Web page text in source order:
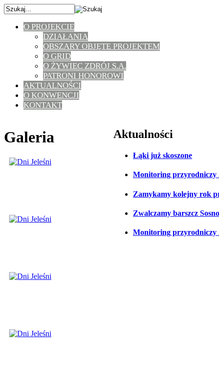
O PROJEKCIE
DZIAŁANIA
OBSZARY OBJĘTE PROJEKTEM
O GRID
O ŻYWIEC ZDRÓJ S.A.
PATRONI HONOROWI
AKTUALNOŚCI
O KONWENCJI
KONTAKT
Galeria Aktualności
Łąki już skoszone
Monitoring przyrodniczy
Zamykamy kolejny rok
Zwalczamy barszcz
Monitoring przyrodniczy